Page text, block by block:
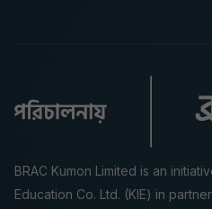
BRAC Kumon Limited is an
Education Co. Ltd. (KIE) in